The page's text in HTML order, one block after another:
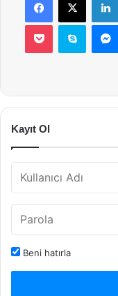
Pocket Skype
Kayıt Ol
Beni hatırla